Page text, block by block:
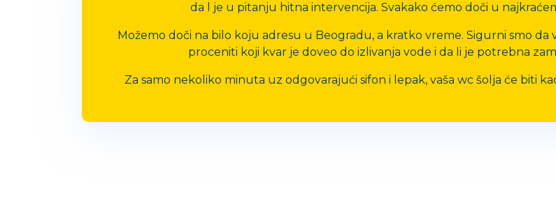
da l je u pitanju hitna intervencija. Svakako ćemo doči u
Možemo doči na bilo koju adresu u Beogradu, a kratko vreme. Sigurni smo
proceniti koji kvar je doveo do izlivanja vode i da li je potrebna
Za samo nekoliko minuta uz odgovarajući sifon i lepak, vaša wc šolja će biti